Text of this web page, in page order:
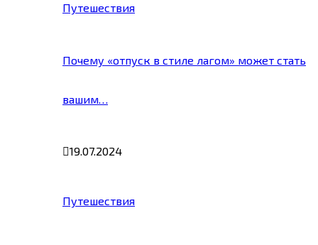
Путешествия
Почему «отпуск в стиле лагом» может стать
вашим…
19.07.2024
Путешествия